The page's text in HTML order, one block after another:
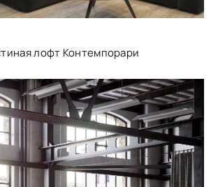
лофт Контемпорари